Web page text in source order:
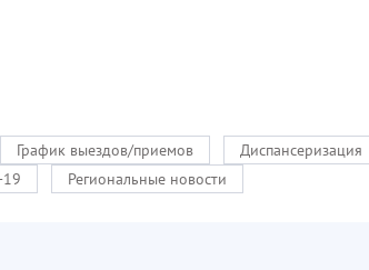
График выездов/приемов Диспансеризация
Региональные новости